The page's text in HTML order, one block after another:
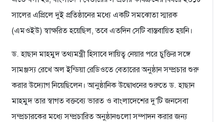
সালের এপ্রিলে দুই প্রতিষ্ঠানের মধ্যে একটি সমঝোতা স্মারক
(এমওইউ) স্বাক্ষরিত হয়েছিল, তবে এতদিন সেটি বাস্তবায়িত হয়নি।
ড. হাছান মাহমুদ তথ্যমন্ত্রী হিসাবে দায়িত্ব নেয়ার পরে চুক্তির সঙ্গে
সামঞ্জস্য রেখে অল ইন্ডিয়া রেডিওতে বেতারের অনুষ্ঠান সম্প্রচার শুরু
করার উদ্যোগ নিয়েছিলেন। আনুষ্ঠানিক উদ্বোধনের শুরুতে ড. হাছান
মাহমুদ তার স্বাগত বক্তব্যে ভারত ও বাংলাদেশের দু’টি জনসেবা
সম্প্রচারকের মধ্যে সম্প্রচারিত অনুষ্ঠানগুলো সম্পাদন করার জন্য